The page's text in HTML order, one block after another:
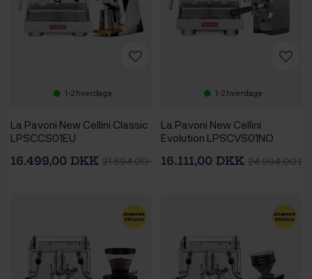
1-2 hverdage
La Pavoni New Cellini Classic
LPSCCS01EU
Mignon Zero 65 Speedy
16.499,00 DKK 21.694,00 DKK
1-2 hverdage
La Pavoni New Cellini
Evolution LPSCVS01NO
Mignon Libra 65 Chrome
16.111,00 DKK 24.994,00